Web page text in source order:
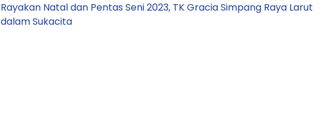
Rayakan Natal dan Pentas Seni 2023, TK Gracia Simpang Raya Larut
dalam Sukacita